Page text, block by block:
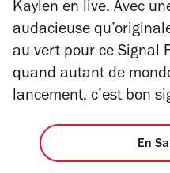
Kaylen en live. Avec
audacieuse
au vert pour ce Signal
quand autant de
lancement, c’est bon
En